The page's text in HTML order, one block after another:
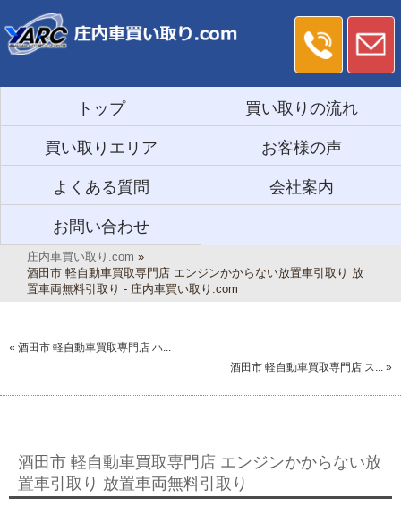
トップ 買い取りの流れ
買い取りエリア お客様の声
よくある質問 会社案内
お問い合わせ
庄内車買い取り.com »
酒田市 軽自動車買取専門店 エンジンかからない放置車引取り 放
置車両無料引取り - 庄内車買い取り.com
« 酒田市 軽自動車買取専門店 ハ...
酒田市 軽自動車買取専門店 ス... »
酒田市 軽自動車買取専門店 エンジンかからない放
置車引取り 放置車両無料引取り